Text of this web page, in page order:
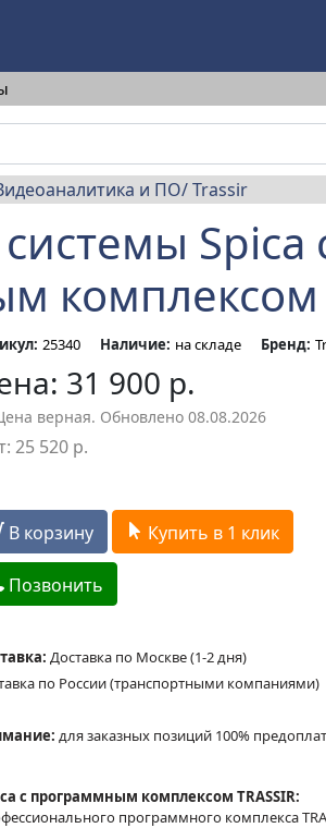
и ПО Trassir
Spica
комплексом
25340 Наличие: на складе Бренд:
31 900 р.
верная. Обновлено 08.08.2026
25 520р.
В корзину Купить в 1 клик
Позвонить
Доставка по Москве (1-2 дня)
по России (транспортными компаниями)
для заказных позиций 100%
с программным комплексом TRASSIR:
программного комплекса